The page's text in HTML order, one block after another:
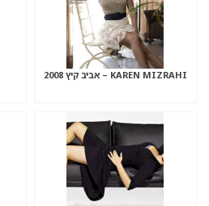
KAREN MIZRAHI – אביב קיץ 2008